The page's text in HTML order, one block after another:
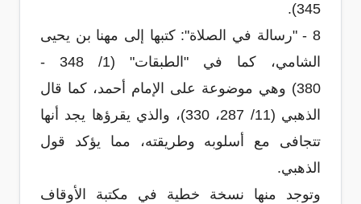
345).
8 - "رسالة في الصلاة": كتبها إلى مهنا بن يحيى
الشامي، كما في "الطبقات" (1/ 348 -
380)
وهي موضوعة على الإمام أحمد، كما قال
الذهبي (11/ 287، 330)، والذي يقرؤها يجد أنها
تتجافى مع أسلوبه وطريقته، مما يؤكد قول
الذهبي.
وتوجد منها نسخة خطية في مكتبة الأوقاف